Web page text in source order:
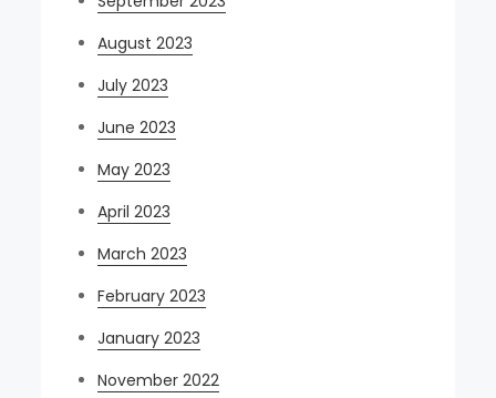
August 2023
July 2023
June 2023
May 2023
April 2023
March 2023
February 2023
January 2023
November 2022